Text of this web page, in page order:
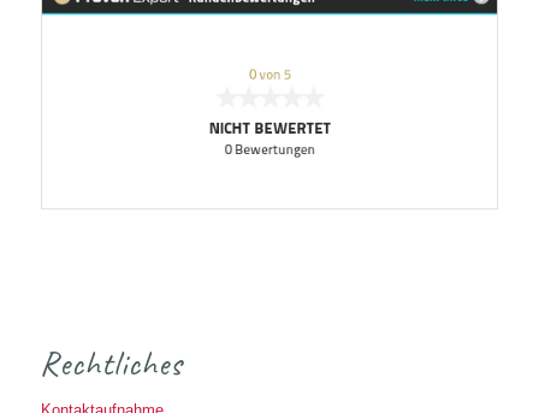
Rechtliches
Kontaktaufnahme